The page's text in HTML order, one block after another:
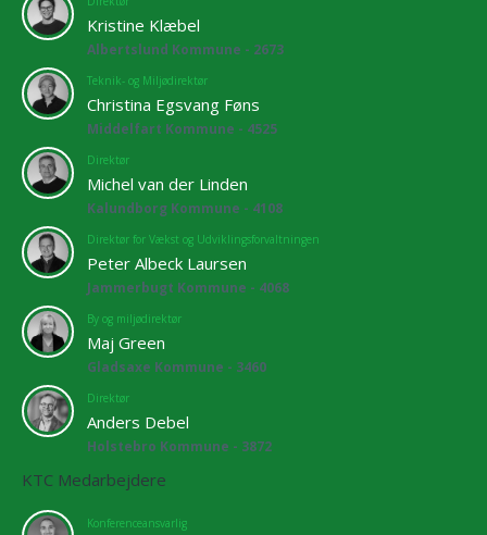
Kristine Klæbel
Albertslund Kommune - 2673
Teknik- og Miljødirektør
Christina Egsvang Føns
Middelfart Kommune - 4525
Direktør
Michel van der Linden
Kalundborg Kommune - 4108
Direktør for Vækst og Udviklingsforvaltningen
Peter Albeck Laursen
Jammerbugt Kommune - 4068
By og miljødirektør
Maj Green
Gladsaxe Kommune - 3460
Direktør
Anders Debel
Holstebro Kommune - 3872
KTC Medarbejdere
Konferenceansvarlig